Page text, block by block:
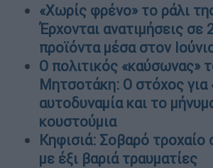
«Χωρίς φρένο» το ράλι
Έρχονται ανατιμήσεις σε
προϊόντα μέσα στον
Ο πολιτικός «καύσωνας»
Μητσοτάκη: Ο στόχος για
αυτοδυναμία και το
κουστούμια
Κηφισιά: Σοβαρό τροχαίο
με έξι βαριά τραυματίες